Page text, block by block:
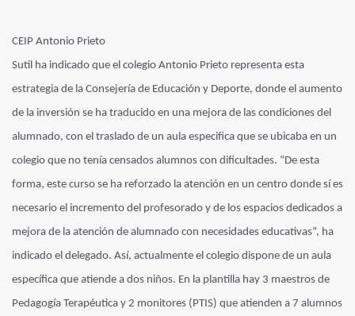
CEIP Antonio Prieto
Sutil ha indicado que el colegio Antonio Prieto representa esta
estrategia de la Consejería de Educación y Deporte, donde el aumento
de la inversión se ha traducido en una mejora de las condiciones del
alumnado, con el traslado de un aula especifica que se ubicaba en un
colegio que no tenía censados alumnos con dificultades. “De esta
forma, este curso se ha reforzado la atención en un centro donde sí es
necesario el incremento del profesorado y de los espacios dedicados a
mejora de la atención de alumnado con necesidades educativas”, ha
indicado el delegado. Así, actualmente el colegio dispone de un aula
específica que atiende a dos niños. En la plantilla hay 3 maestros de
Pedagogía Terapéutica y 2 monitores (PTIS) que atienden a 7 alumnos